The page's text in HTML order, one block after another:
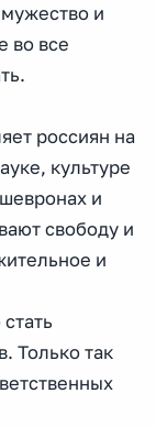
и
во все
россиян на
культуре
и
свободу и
и
Только так